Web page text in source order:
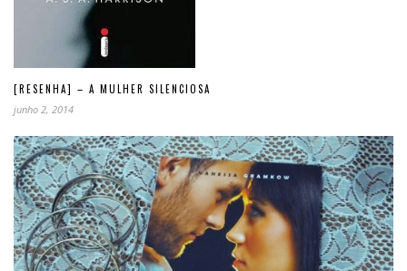
[RESENHA] – A MULHER SILENCIOSA
junho 2, 2014